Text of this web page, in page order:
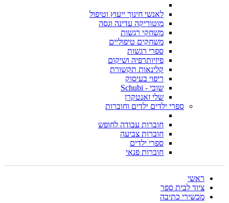
לאנשי חינוך ייעוץ וטיפול
מוטוריקה עדינה וגסה
משחקי רגשות
משחקים טיפוליים
ספרי רגשות
פיזיותרפיה ושיקום
קלינאות תקשורת
ריפוי בעיסוק
שובי - Schubi
שלי זאנטקרן
ספרי ילדים ילדים וחוברות
חוברות עבודה לחופש
חוברות צביעה
ספרי ילדים
חוברות פנאי
ראשי
ציוד לבית ספר
מכשירי כתיבה